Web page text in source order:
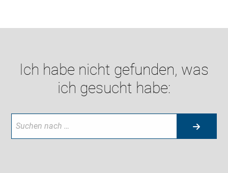
Ich habe nicht gefunden, was
ich gesucht habe: